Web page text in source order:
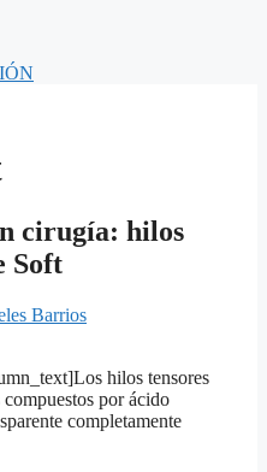
cirugía: hilos
Soft
Barrios
hilos tensores
por ácido
completamente